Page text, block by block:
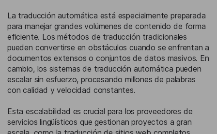
La traducción automática está especialmente preparada
para manejar grandes volúmenes de contenido de forma
eficiente. Los métodos de traducción tradicionales
pueden convertirse en obstáculos cuando se enfrentan a
documentos extensos o conjuntos de datos masivos. En
cambio, los sistemas de traducción automática pueden
escalar sin esfuerzo, procesando millones de palabras
con calidad y velocidad constantes.
Esta escalabilidad es crucial para los proveedores de
servicios lingüísticos que gestionan proyectos a gran